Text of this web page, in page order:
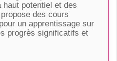
potentiel et des
des cours
un apprentissage sur
progrès significatifs et